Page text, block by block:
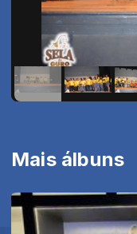
Mais álbuns